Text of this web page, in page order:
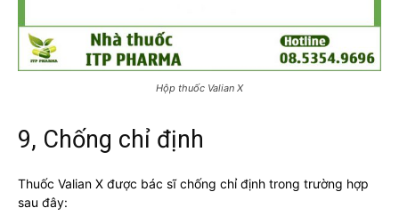
Hộp thuốc Valian X
9, Chống chỉ định
Thuốc Valian X được bác sĩ chống chỉ định trong trường hợp
sau đây: